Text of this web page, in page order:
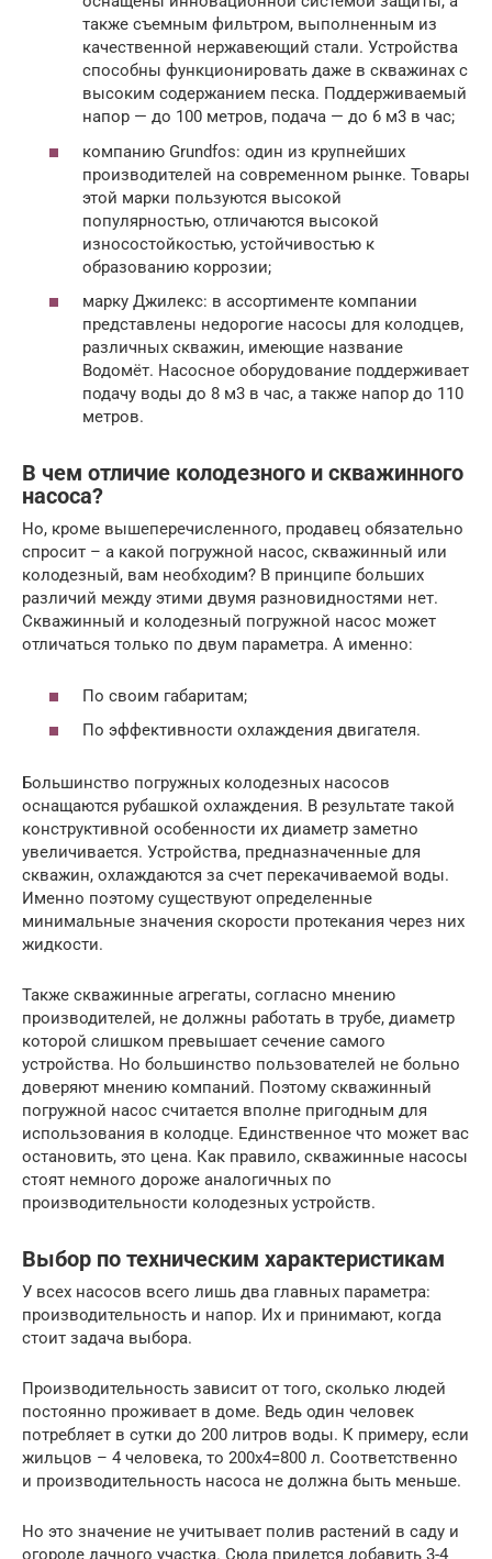
также съемным фильтром, выполненным из
качественной нержавеющий стали. Устройства
способны функционировать даже в скважинах с
высоким содержанием песка. Поддерживаемый
напор — до 100 метров, подача — до 6 м3 в час;
компанию Grundfos: один из крупнейших
производителей на современном рынке. Товары
этой марки пользуются высокой
популярностью, отличаются высокой
износостойкостью, устойчивостью к
образованию коррозии;
марку Джилекс: в ассортименте компании
представлены недорогие насосы для колодцев,
различных скважин, имеющие название
Водомёт. Насосное оборудование поддерживает
подачу воды до 8 м3 в час, а также напор до 110
метров.
В чем отличие колодезного и скважинного
насоса?
Но, кроме вышеперечисленного, продавец обязательно
спросит – а какой погружной насос, скважинный или
колодезный, вам необходим? В принципе больших
различий между этими двумя разновидностями нет.
Скважинный и колодезный погружной насос может
отличаться только по двум параметра. А именно:
По своим габаритам;
По эффективности охлаждения двигателя.
Большинство погружных колодезных насосов
оснащаются рубашкой охлаждения. В результате такой
конструктивной особенности их диаметр заметно
увеличивается. Устройства, предназначенные для
скважин, охлаждаются за счет перекачиваемой воды.
Именно поэтому существуют определенные
минимальные значения скорости протекания через них
жидкости.
Также скважинные агрегаты, согласно мнению
производителей, не должны работать в трубе, диаметр
которой слишком превышает сечение самого
устройства. Но большинство пользователей не больно
доверяют мнению компаний. Поэтому скважинный
погружной насос считается вполне пригодным для
использования в колодце. Единственное что может вас
остановить, это цена. Как правило, скважинные насосы
стоят немного дороже аналогичных по
производительности колодезных устройств.
Выбор по техническим характеристикам
У всех насосов всего лишь два главных параметра:
производительность и напор. Их и принимают, когда
стоит задача выбора.
Производительность зависит от того, сколько людей
постоянно проживает в доме. Ведь один человек
потребляет в сутки до 200 литров воды. К примеру, если
жильцов – 4 человека, то 200х4=800 л. Соответственно
и производительность насоса не должна быть меньше.
Но это значение не учитывает полив растений в саду и
огороде дачного участка. Сюда придется добавить 3-4